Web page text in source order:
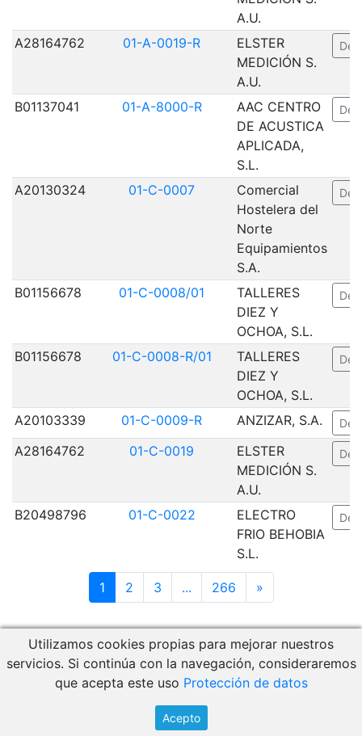
A.U.
A28164762 01-A-0019-R
ELSTER
MEDICIÓN S.
A.U.
B01137041 01-A-8000-R
AAC CENTRO
DE ACUSTICA
APLICADA,
S.L.
A20130324 01-C-0007
Comercial
Hostelera del
Norte
Equipamientos
S.A.
B01156678 01-C-0008/01
TALLERES
DIEZ Y
OCHOA, S.L.
B01156678 01-C-0008-R/01
TALLERES
DIEZ Y
OCHOA, S.L.
A20103339 01-C-0009-R ANZIZAR, S.A.
A28164762 01-C-0019
ELSTER
MEDICIÓN S.
A.U.
B20498796 01-C-0022
ELECTRO
FRIO BEHOBIA
S.L.
1 2 3 ... 266 »
Descargar Manual de Usuario
Acceso a RCM Gestión
Utilizamos cookies propias para mejorar nuestros
servicios. Si continúa con la navegación, consideraremos
que acepta este uso Protección de datos
Acepto